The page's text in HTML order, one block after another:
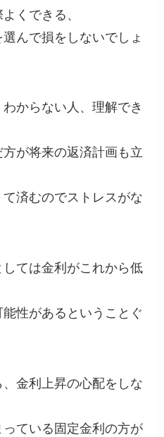
くできる、
んで損をしないでしょ
からない人、理解でき
方が将来の返済計画も立
済むのでストレスがな
しては金利がこれから低
性があるということぐ
金利上昇の心配をしな
ている固定金利の方が